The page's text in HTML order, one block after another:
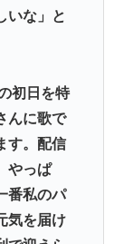
いな」と
初日を特
んに歌で
す。配信
やっぱ
番私のパ
気を届け